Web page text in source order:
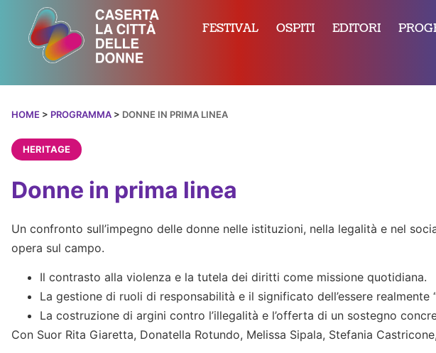
FESTIVAL OSPITI EDITORI
HOME > PROGRAMMA > DONNE IN PRIMA LINEA
HERITAGE
Donne in prima linea
Un confronto sull’impegno delle donne nelle istituzioni, nella legalità e nel
opera sul campo.
Il contrasto alla violenza e la tutela dei diritti come missione quotidiana.
La gestione di ruoli di responsabilità e il significato dell’essere realmente
La costruzione di argini contro l’illegalità e l’offerta di un sostegno
Con Suor Rita Giaretta, Donatella Rotundo, Melissa Sipala, Stefania